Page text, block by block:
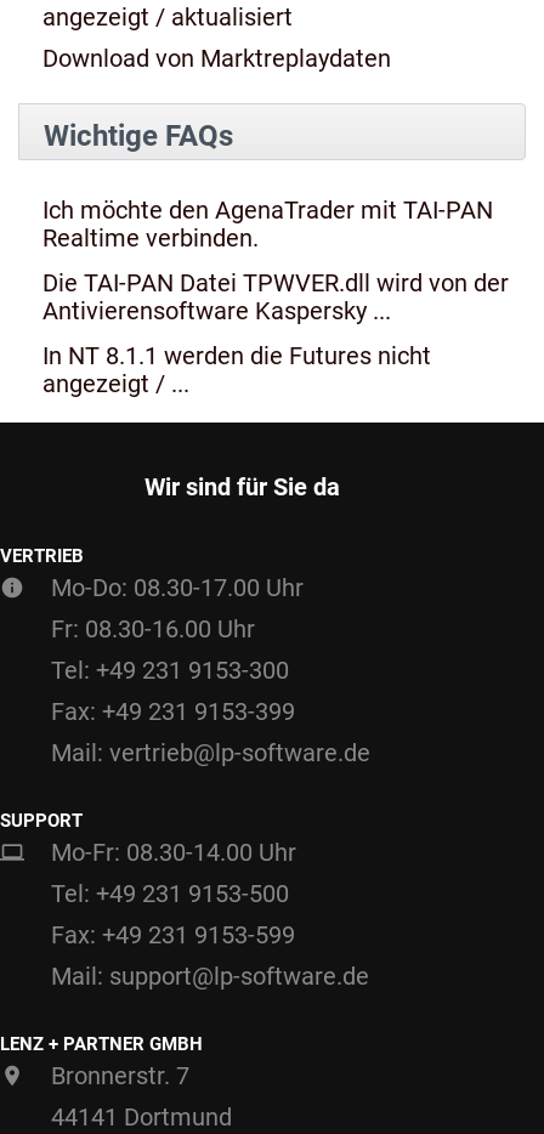
angezeigt / aktualisiert
Download von Marktreplaydaten
Wichtige FAQs
Ich möchte den AgenaTrader mit TAI-PAN
Realtime verbinden.
Die TAI-PAN Datei TPWVER.dll wird von der
Antivierensoftware Kaspersky ...
In NT 8.1.1 werden die Futures nicht
angezeigt / ...
Wir sind für Sie da
VERTRIEB
Mo-Do: 08.30-17.00 Uhr
Fr: 08.30-16.00 Uhr
Tel: +49 231 9153-300
Fax: +49 231 9153-399
Mail: vertrieb@lp-software.de
SUPPORT
Mo-Fr: 08.30-14.00 Uhr
Tel: +49 231 9153-500
Fax: +49 231 9153-599
Mail: support@lp-software.de
LENZ + PARTNER GMBH
Bronnerstr. 7
44141 Dortmund